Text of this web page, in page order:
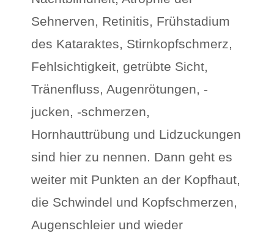
Sehnerven, Retinitis, Frühstadium
des Kataraktes, Stirnkopfschmerz,
Fehlsichtigkeit, getrübte Sicht,
Tränenfluss, Augenrötungen, -
jucken, -schmerzen,
Hornhauttrübung und Lidzuckungen
sind hier zu nennen. Dann geht es
weiter mit Punkten an der Kopfhaut,
die Schwindel und Kopfschmerzen,
Augenschleier und wieder